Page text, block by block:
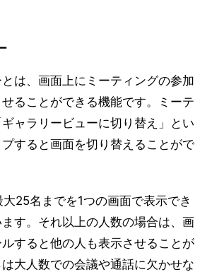
は、画面上にミーティングの参加
ることができる機能です。ミーテ
ャラリービューに切り替え」とい
すると画面を切り替えることがで
25名までを1つの画面で表示でき
す。それ以上の人数の場合は、画
すると他の人も表示させることが
大人数での会議や通話に欠かせな